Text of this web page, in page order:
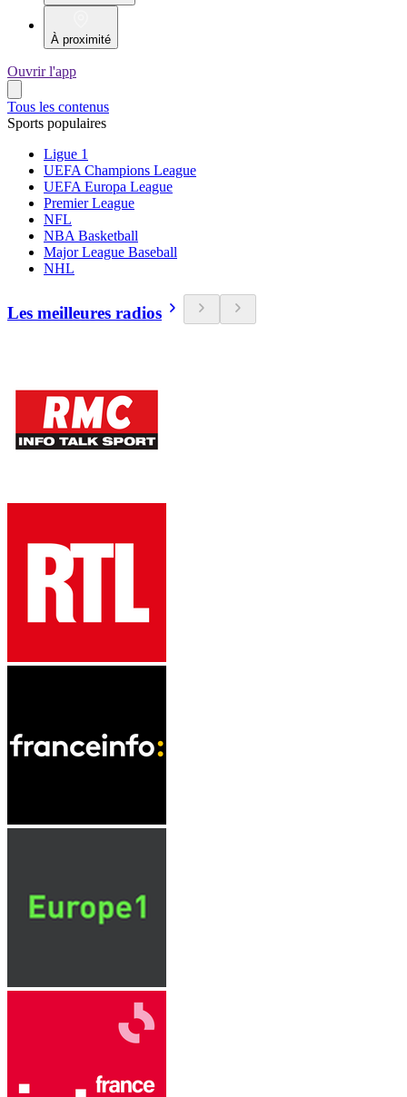
À proximité
Ouvrir l'app
Tous les contenus
Sports populaires
Ligue 1
UEFA Champions League
UEFA Europa League
Premier League
NFL
NBA Basketball
Major League Baseball
NHL
Les meilleures radios